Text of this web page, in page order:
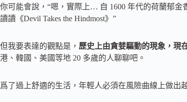
你可能會說，“嗯，實際上… 自 1600 年代的荷蘭郁金
讀讀《Devil Takes the Hindmost》”
但我要表達的觀點是， 歷史上由貪婪驅動的現象，現
港、韓國、美國等地 20 多歲的人聊聊吧。
爲了過上舒適的生活，年輕人必須在風險曲線上做出